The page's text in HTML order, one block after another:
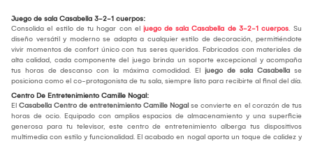
Juego de sala Casabella 3-2-1 cuerpos:
Consolida el estilo de tu hogar con el juego de sala Casabella de 3-2-1 cuerpos. Su
diseño versátil y moderno se adapta a cualquier estilo de decoración, permitiéndote
vivir momentos de confort único con tus seres queridos. Fabricados con materiales de
alta calidad, cada componente del juego brinda un soporte excepcional y acompaña
tus horas de descanso con la máxima comodidad. El juego de sala Casabella se
posiciona como el co-protagonista de tu sala, siempre listo para recibirte al final del día.
Centro De Entretenimiento Camille Nogal:
El Casabella Centro de entretenimiento Camille Nogal se convierte en el corazón de tus
horas de ocio. Equipado con amplios espacios de almacenamiento y una superficie
generosa para tu televisor, este centro de entretenimiento alberga tus dispositivos
multimedia con estilo y funcionalidad. El acabado en nogal aporta un toque de calidez y